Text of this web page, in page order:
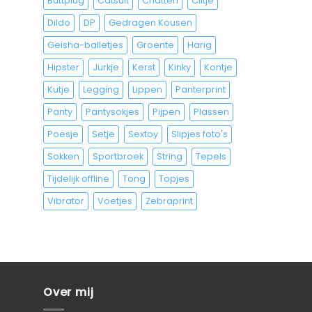
Dildo
DP
Gedragen Kousen
Geisha-balletjes
Groente
Harig
Hipster
Jurkje Kerst Kinky
Kontje
Kutje
Legging Lippen
Panterprint
Panty
Pantysokjes Pijpen
Plassen
Poesje
Setje Sextoy
Slipjes foto's
Sokken
Sportbroek String
Tepels
Tijdelijk offline
Tong
Topjes
Vibrator
Voetjes Zebraprint
Over mij